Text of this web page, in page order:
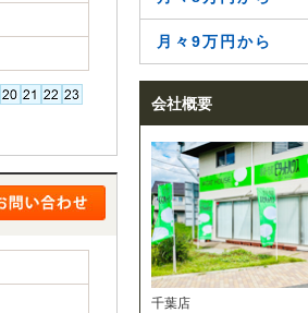
月々9万円から
会社概要
千葉店